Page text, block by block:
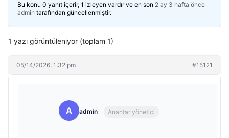
Bu konu 0 yanıt içerir, 1 izleyen vardır ve en son 2 ay 3 hafta önce
admin tarafından güncellenmiştir.
1 yazı görüntüleniyor (toplam 1)
05/14/2026: 1:32 pm #15121
A admin Anahtar yönetici